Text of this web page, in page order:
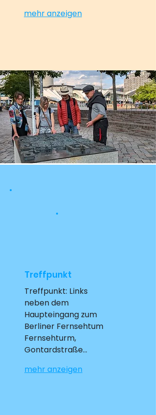
mehr anzeigen
Treffpunkt
Treffpunkt: Links
neben dem
Haupteingang zum
Berliner Fernsehtum
Fernsehturm,
Gontardstraße…
mehr anzeigen